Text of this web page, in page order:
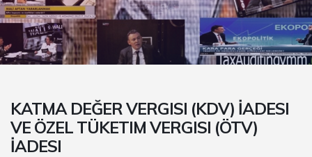
KATMA DEĞER VERGISI (KDV) İADESI
VE ÖZEL TÜKETIM VERGISI (ÖTV)
İADESI